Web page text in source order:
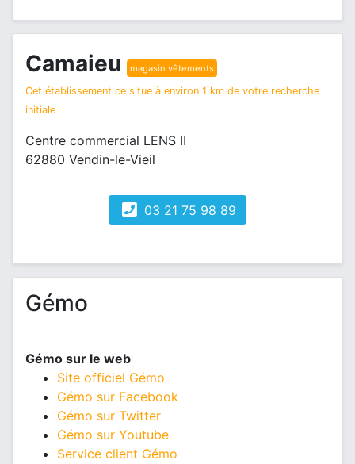
Camaieu magasin vêtements
Cet établissement ce situe à environ 1 km de votre recherche
initiale
Centre commercial LENS II
62880 Vendin-le-Vieil
03 21 75 98 89
Gémo
Gémo sur le web
Site officiel Gémo
Gémo sur Facebook
Gémo sur Twitter
Gémo sur Youtube
Service client Gémo